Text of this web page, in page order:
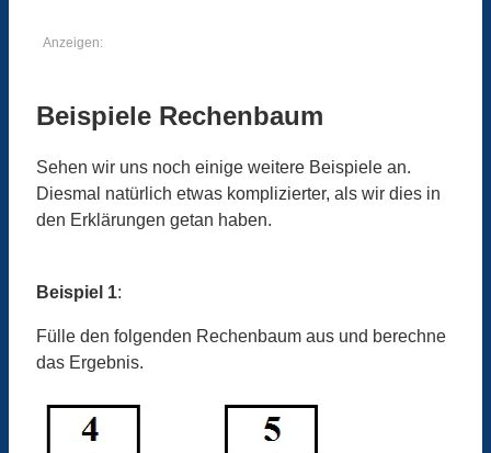
Anzeigen:
Beispiele Rechenbaum
Sehen wir uns noch einige weitere Beispiele an.
Diesmal natürlich etwas komplizierter, als wir dies in
den Erklärungen getan haben.
Beispiel 1:
Fülle den folgenden Rechenbaum aus und berechne
das Ergebnis.